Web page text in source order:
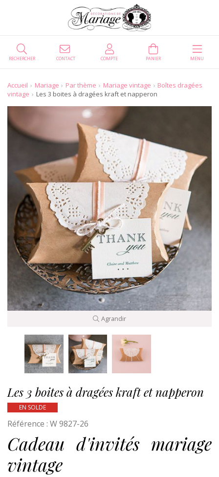
CONTACT
RECHERCHER COMPTE PANIER MENU
Accueil Mariage Par thème Mariage vintage
Boîtes dragées
vintage
Les 3 boites à dragées kraft et napperon
Agrandir
Les 3 boites à dragées kraft et napperon
EN SOLDE
Référence : W 9827-26
Cadeau d'invités mariage
vintage